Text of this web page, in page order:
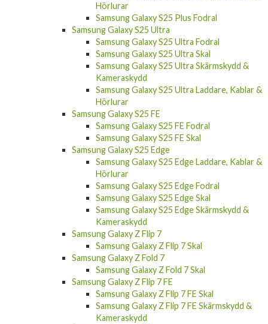
Hörlurar
Samsung Galaxy S25 Plus Fodral
Samsung Galaxy S25 Ultra
Samsung Galaxy S25 Ultra Fodral
Samsung Galaxy S25 Ultra Skal
Samsung Galaxy S25 Ultra Skärmskydd &
Kameraskydd
Samsung Galaxy S25 Ultra Laddare, Kablar &
Hörlurar
Samsung Galaxy S25 FE
Samsung Galaxy S25 FE Fodral
Samsung Galaxy S25 FE Skal
Samsung Galaxy S25 Edge
Samsung Galaxy S25 Edge Laddare, Kablar &
Hörlurar
Samsung Galaxy S25 Edge Fodral
Samsung Galaxy S25 Edge Skal
Samsung Galaxy S25 Edge Skärmskydd &
Kameraskydd
Samsung Galaxy Z Flip 7
Samsung Galaxy Z Flip 7 Skal
Samsung Galaxy Z Fold 7
Samsung Galaxy Z Fold 7 Skal
Samsung Galaxy Z Flip 7 FE
Samsung Galaxy Z Flip 7 FE Skal
Samsung Galaxy Z Flip 7 FE Skärmskydd &
Kameraskydd